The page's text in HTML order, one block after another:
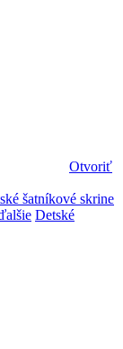
Otvoriť
šatníkové skrine
Detské